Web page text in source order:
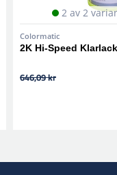
2 av 2
Colormatic
2K Hi-Speed
646,09 kr